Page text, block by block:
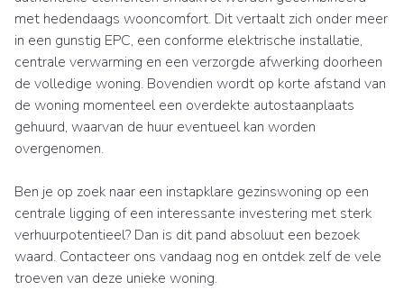
met hedendaags wooncomfort. Dit vertaalt zich onder meer
in een gunstig EPC, een conforme elektrische installatie,
centrale verwarming en een verzorgde afwerking doorheen
de volledige woning. Bovendien wordt op korte afstand van
de woning momenteel een overdekte autostaanplaats
gehuurd, waarvan de huur eventueel kan worden
overgenomen.
Ben je op zoek naar een instapklare gezinswoning op een
centrale ligging of een interessante investering met sterk
verhuurpotentieel? Dan is dit pand absoluut een bezoek
waard. Contacteer ons vandaag nog en ontdek zelf de vele
troeven van deze unieke woning.